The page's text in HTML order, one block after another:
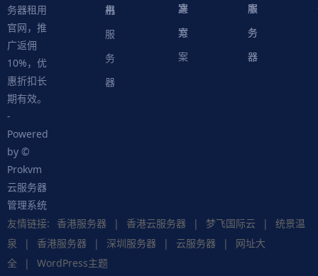
务器租用
官网，推
广返佣
10%，优
惠折扣长
期有效。
-
Powered
by ©
Prokvm
云服务器
管理系统
用
服
务
器
机
书
案
方
案
决
方
案
本
服
务
器
服
务
器
友情链接: 香港服务器 | 香港云服务器 | 梦飞国际云 |
统景温
泉
| 香港服务器 | 深圳服务器 | 云服务器 |
网址大
全
| WordPress主题